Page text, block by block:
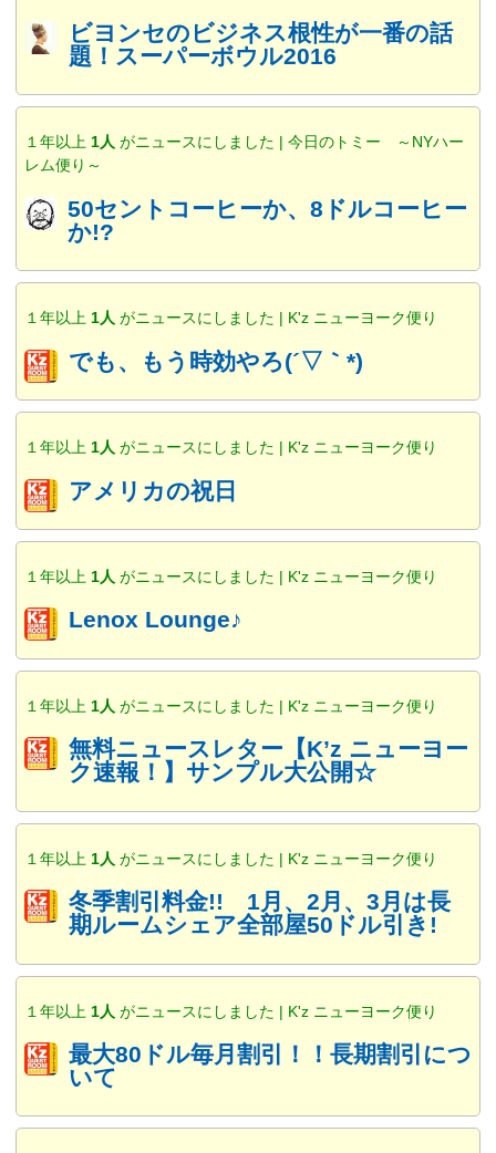
ビヨンセのビジネス根性が一番の話
題！スーパーボウル2016
１年以上 1人 がニュースにしました | 今日のトミー ～NYハー
レム便り～
50セントコーヒーか、8ドルコーヒー
か!?
１年以上 1人 がニュースにしました | K'z ニューヨーク便り
でも、もう時効やろ(´▽｀*)
１年以上 1人 がニュースにしました | K'z ニューヨーク便り
アメリカの祝日
１年以上 1人 がニュースにしました | K'z ニューヨーク便り
Lenox Lounge♪
１年以上 1人 がニュースにしました | K'z ニューヨーク便り
無料ニュースレター【K’z ニューヨー
ク速報！】サンプル大公開☆
１年以上 1人 がニュースにしました | K'z ニューヨーク便り
冬季割引料金!! 1月、2月、3月は長
期ルームシェア全部屋50ドル引き!
１年以上 1人 がニュースにしました | K'z ニューヨーク便り
最大80ドル毎月割引！！長期割引につ
いて